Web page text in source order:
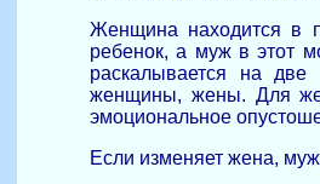
Женщина находится в
ребенок, а муж в этот
раскалывается на
женщины, жены. Для
эмоциональное
Если изменяет жена,